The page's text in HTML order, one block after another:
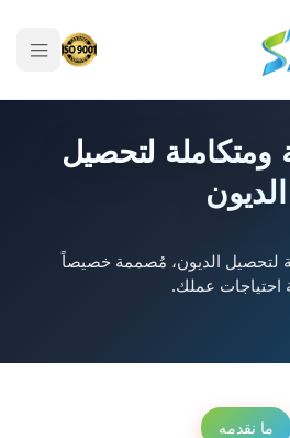
لتحصيل
الديون
لتحصيل الديون، مُصممة خصيصاً
احتياجات عملك.
ما نقدمه